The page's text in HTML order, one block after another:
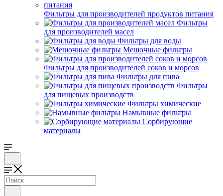
Фильтры для производителей продуктов питания
Фильтры
для производителей масел
Фильтры для воды
Мешочные фильтры
Фильтры для производителей соков и морсов
Фильтры для пива
Фильтры
для пищевых производств
Фильтры химические
Намывные фильтры
Сорбирующие
материалы